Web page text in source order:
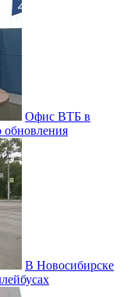
Офис ВТБ в
обновления
В Новосибирске